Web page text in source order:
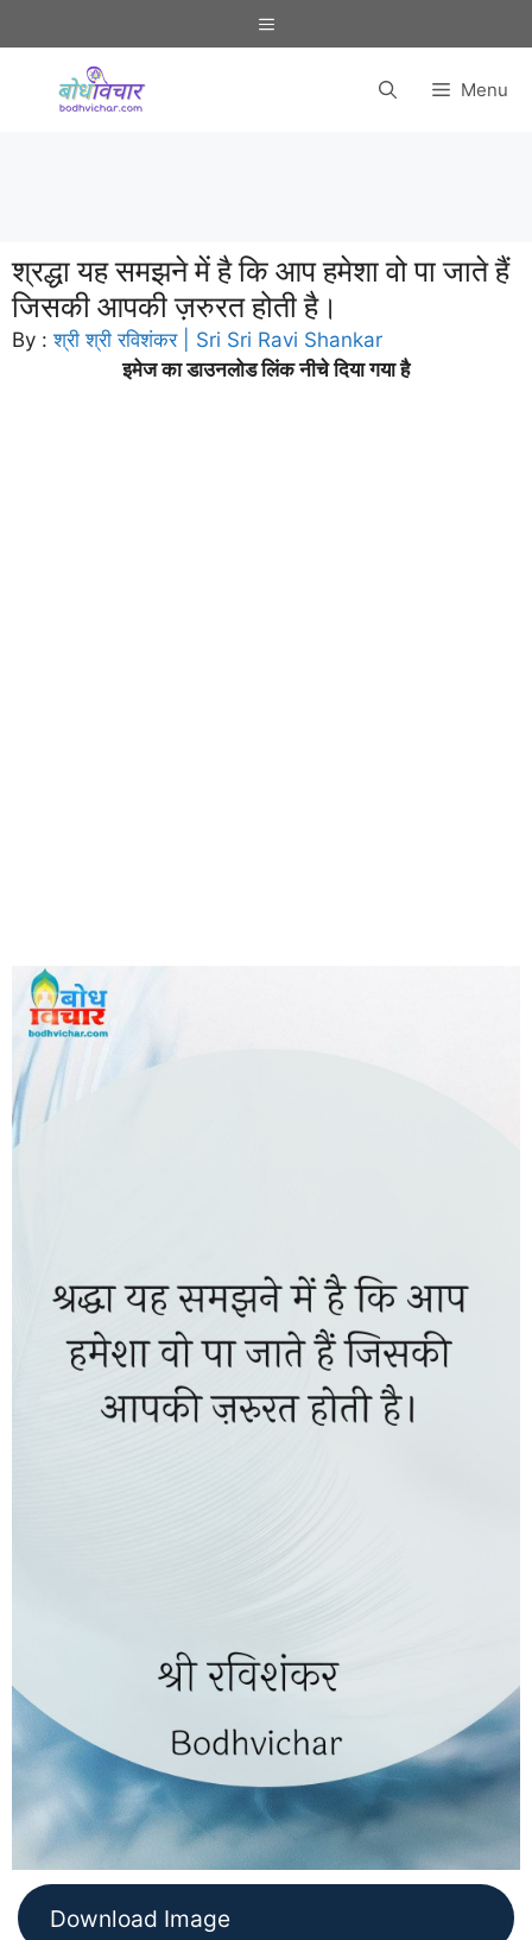
to
Menu
Menu
श्रद्धा यह समझने में है कि आप हमेशा वो पा जाते हैं
जिसकी आपकी ज़रुरत होती है।
By :श्री श्री रविशंकर | Sri Sri Ravi Shankar
इमेज का डाउनलोड लिंक नीचे दिया गया है
Download Image